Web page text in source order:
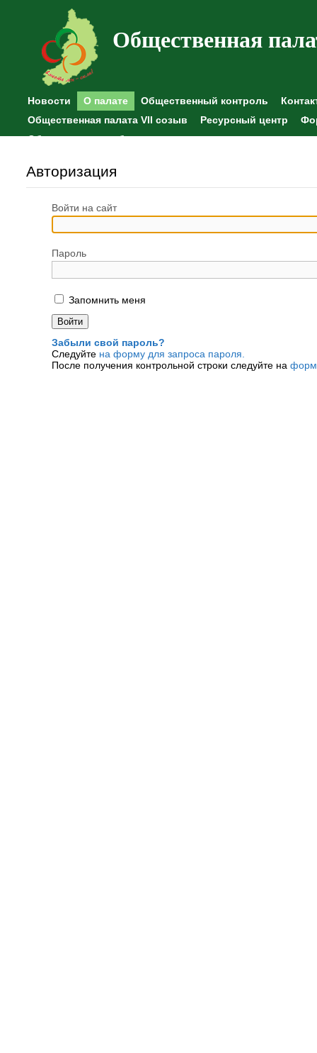
Общественная
Новости О палате Общественный контроль
Общественная палата VII созыв
Ресурсный центр
Общественные наблюдения
Авторизация
Войти на сайт
Пароль
Запомнить меня
Забыли свой пароль?
Следуйте на форму для запроса пароля.
После получения контрольной строки следуйте на